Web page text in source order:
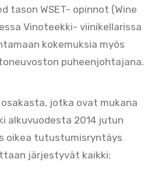
tason WSET- opinnot (Wine
Vinoteekki- viinikellarissa
kokemuksia myös
puheenjohtajana.
jotka ovat mukana
alkuvuodesta 2014 jutun
oikea tutustumisryntäys
järjestyvät kaikki: